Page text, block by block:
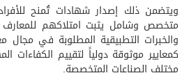
ويتضمن ذلك إصدار شهادات تُمنح
متخصص وشامل يثبت امتلاكهم للمعارف
والخبرات التطبيقية المطلوبة في
كمعايير موثوقة دولياً لتقييم الكفاءات
مختلف الصناعات المتخصصة.